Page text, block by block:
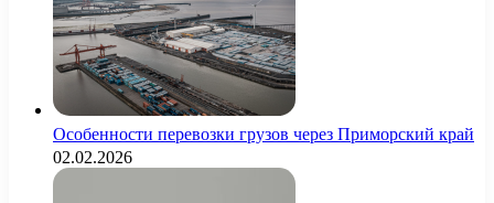
Особенности перевозки грузов через Приморский край
02.02.2026